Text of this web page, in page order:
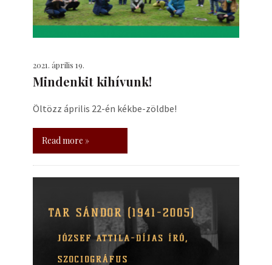
2021. április 19.
Mindenkit kihívunk!
Öltözz április 22-én kékbe-zöldbe!
Read more »